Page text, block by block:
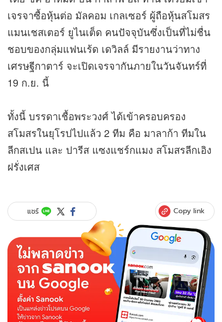
เจรจาซื้อหุ้นต่อ มัลคอม เกลเซอร์ ผู้ถือหุ้นสโมสร
แมนเชสเตอร์ ยูไนเต็ด คนปัจจุบันซึ่งเป็นที่ไม่ชื่น
ชอบของกลุ่มแฟนเร้ด เดวิลล์ มีรายงานว่าทาง
เศรษฐีกาตาร์ จะเปิดเจรจากันภายในวันจันทร์ที่
19 ก.ย. นี้
ทั้งนี้ บรรดาเชื้อพระวงศ์ ได้เข้าครอบครอง
สโมสรในยุโรปไปแล้ว 2 ทีม คือ มาลาก้า ทีมใน
ลีกสเปน และ ปารีส แซงแชร์กแมง สโมสรลีกเอิง
ฝรั่งเศส
แชร์ Copy link